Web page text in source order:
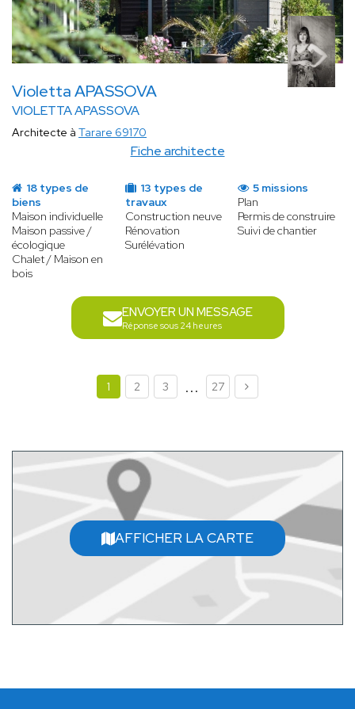
Violetta APASSOVA
VIOLETTA APASSOVA
Fiche architecte
Architecte à Tarare 69170
18 types de
biens
Maison individuelle
Maison passive /
écologique
Chalet / Maison en
bois
13 types de
travaux
Construction neuve
Rénovation
Surélévation
5 missions
Plan
Permis de construire
Suivi de chantier
ENVOYER UN MESSAGE
Réponse sous 24 heures
1 2 3 ... 27
AFFICHER LA CARTE